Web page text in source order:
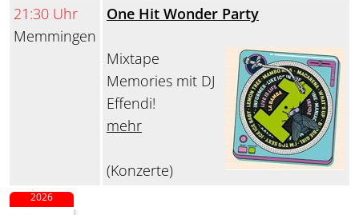
21:30 Uhr
Memmingen
One Hit Wonder Party
Mixtape
Memories mit DJ
Effendi!
mehr
(Konzerte)
2026